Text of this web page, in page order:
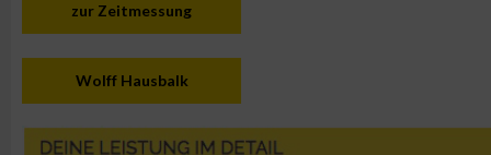
zur Zeitmessung
Wolff Hausbalk